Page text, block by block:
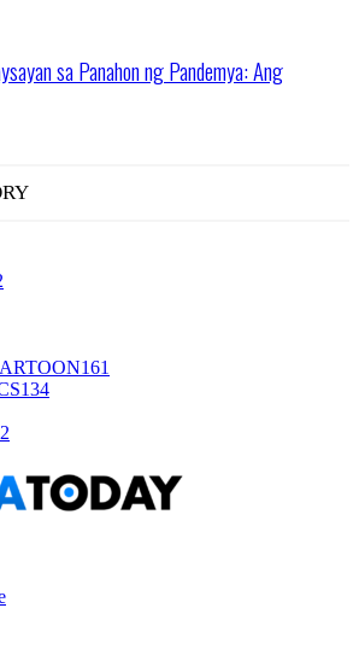
sa Panahon ng Pandemya: Ang
161
134